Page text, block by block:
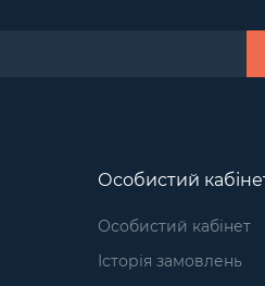
Особистий
Особистий кабінет
Історія замовлень